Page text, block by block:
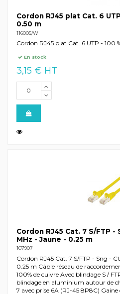
Cordon RJ45 plat Cat. 6
0.50 m
116005/W
Cordon RJ45 plat Cat. 6 UTP - 100
En stock
3,15 € HT
Cordon RJ45 Cat. 7 S/FTP -
MHz - Jaune - 0.25 m
107907
Cordon RJ45 Cat. 7 S/FTP - Sng -
0.25 m Câble réseau de
100% de cuivre Avec blindage S /
blindage en aluminium autour de
7 avec prise 6A (RJ-45 8P8C) Gaine